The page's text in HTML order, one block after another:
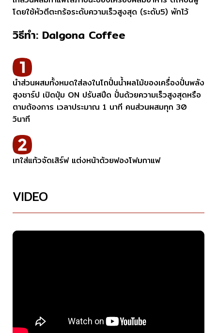
โดยใช้หัวตีตะกร้อระดับความเร็วสูงสุด (ระดับ5) พักไว้
วิธีทำ: Dalgona Coffee
นำส่วนผสมทั้งหมดใส่ลงในโถปั่นน้ำผลไม้ของเครื่องปั่นพลัง
สูงชาร์ป เปิดปุ่ม ON ปรับสปีด ปั่นด้วยความเร็วสูงสุดหรือ
ตามต้องการ เวลาประมาณ 1 นาที คนส่วนผสมทุก 30
วินาที
เทใส่แก้วจัดเสิร์ฟ แต่งหน้าด้วยฟองโฟมกาแฟ
VIDEO